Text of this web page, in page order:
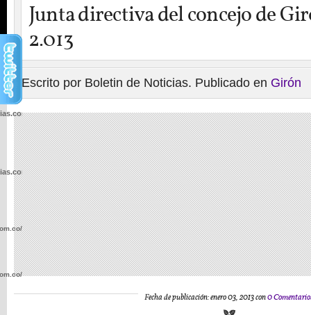
Junta directiva del concejo de
2.013
Escrito por Boletin de Noticias. Publicado en Girón
Fecha de publicación: enero 03, 2013 con0
wp-
wp-
wp-
wp-